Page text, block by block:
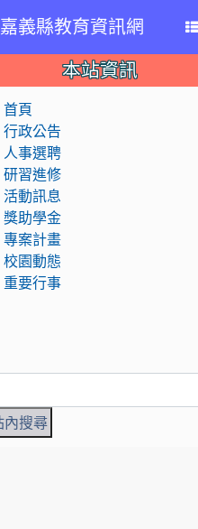
嘉義縣教育資訊網
本站資訊
首頁
行政公告
人事選聘
研習進修
活動訊息
獎助學金
專案計畫
校園動態
重要行事